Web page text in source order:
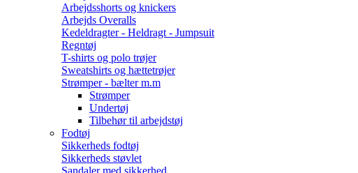
Arbejdsshorts og knickers
Arbejds Overalls
Kedeldragter - Heldragt - Jumpsuit
Regntøj
T-shirts og polo trøjer
Sweatshirts og hættetrøjer
Strømper - bælter m.m
Strømper
Undertøj
Tilbehør til arbejdstøj
Fodtøj
Sikkerheds fodtøj
Sikkerheds støvlet
Sandaler med sikkerhed